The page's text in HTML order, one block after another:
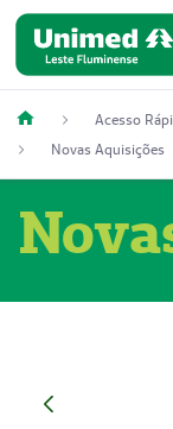
Acesso
Novas Aquisições